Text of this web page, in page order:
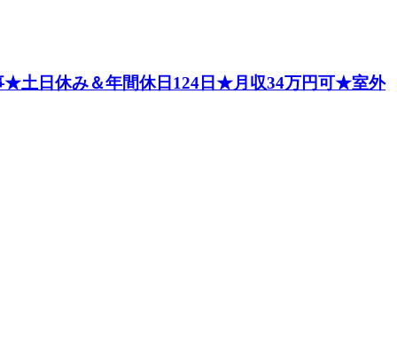
★土日休み＆年間休日124日★月収34万円可★室外